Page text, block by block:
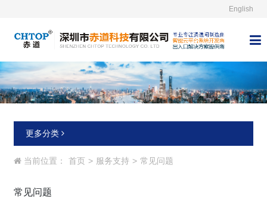
English
更多分类
常见问题
当前位置： 首页 > 服务支持 > 常见问题